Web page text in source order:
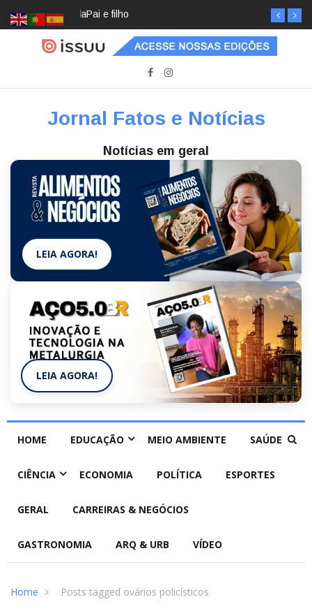
Pai e filho
Jornal Fatos e Notícias
Notícias em geral
LEIA AGORA!
LEIA AGORA!
HOME EDUCAÇÃO MEIO AMBIENTE SAÚDE
CIÊNCIA ECONOMIA POLÍTICA ESPORTES
GERAL CARREIRAS & NEGÓCIOS
GASTRONOMIA ARQ & URB VÍDEO
Home Posts tagged ovários policísticos